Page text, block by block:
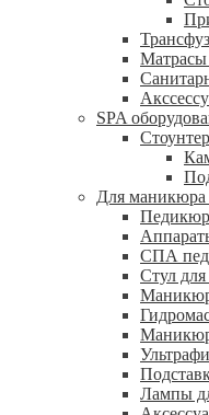
SPA
Для
СПА
Стул
Лампы